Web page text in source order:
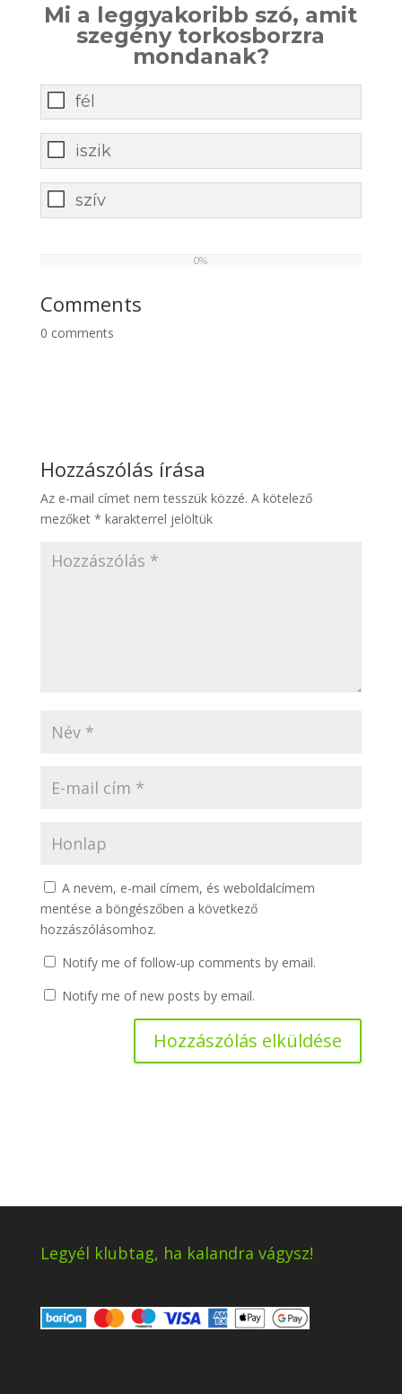
Mi a leggyakoribb szó, amit
szegény torkosborzra
mondanak?
fél
iszik
szív
0%
Comments
0 comments
Hozzászólás írása
Az e-mail címet nem tesszük közzé. A kötelező
mezőket * karakterrel jelöltük
A nevem, e-mail címem, és weboldalcímem
mentése a böngészőben a következő
hozzászólásomhoz.
Notify me of follow-up comments by email.
Notify me of new posts by email.
Legyél klubtag, ha kalandra vágysz!